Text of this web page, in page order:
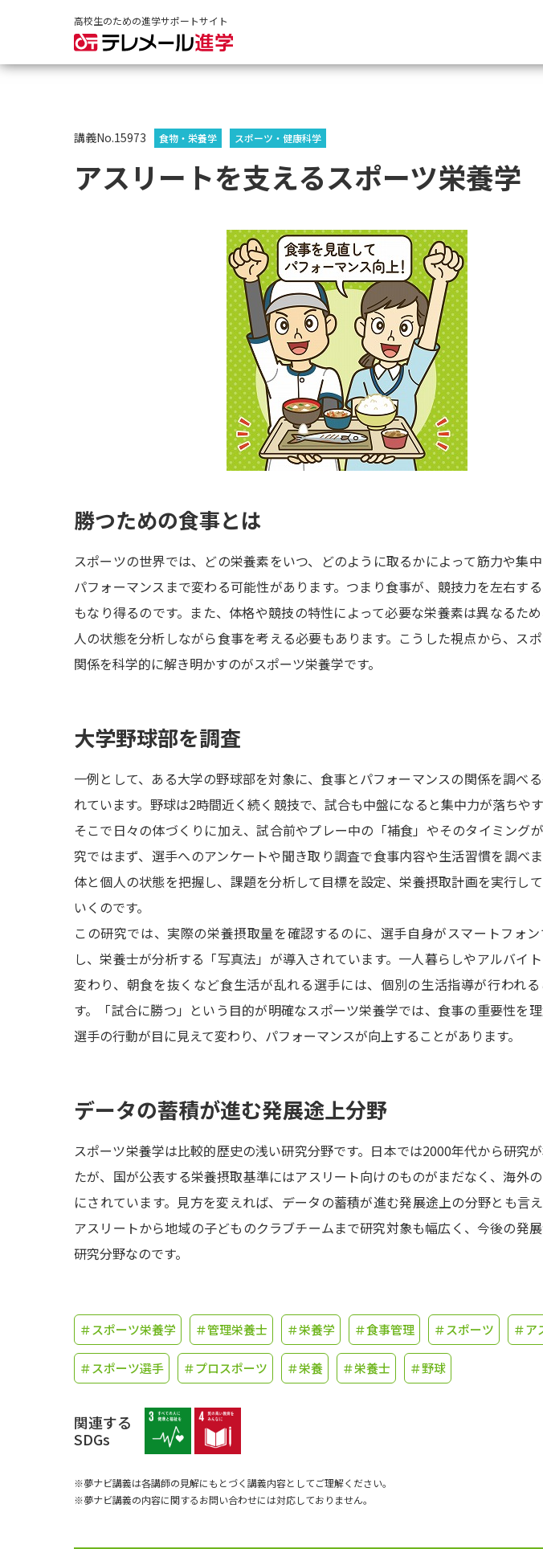
高校生のための進学サポートサイト
大学
大学パ
大学
大学
新増設
データ
オー
オープ
来場型
志望
併願校
大学
学問の
Ｑ＆Ａ
講義No.15973 食物・栄養学 スポーツ・健康科学
アスリートを支えるスポーツ栄養学
勝つための食事とは
スポーツの世界では、どの栄養素をいつ、どのように取るかによって筋力や集
パフォーマンスまで変わる可能性があります。つまり食事が、競技力を左右す
もなり得るのです。また、体格や競技の特性によって必要な栄養素は異なるた
人の状態を分析しながら食事を考える必要もあります。こうした視点から、ス
関係を科学的に解き明かすのがスポーツ栄養学です。
大学野球部を調査
一例として、ある大学の野球部を対象に、食事とパフォーマンスの関係を調べ
れています。野球は2時間近く続く競技で、試合も中盤になると集中力が落ちやす
そこで日々の体づくりに加え、試合前やプレー中の「補食」やそのタイミング
究ではまず、選手へのアンケートや聞き取り調査で食事内容や生活習慣を調べ
体と個人の状態を把握し、課題を分析して目標を設定、栄養摂取計画を実行し
いくのです。
この研究では、実際の栄養摂取量を確認するのに、選手自身がスマートフォ
し、栄養士が分析する「写真法」が導入されています。一人暮らしやアルバイ
変わり、朝食を抜くなど食生活が乱れる選手には、個別の生活指導が行われ
す。「試合に勝つ」という目的が明確なスポーツ栄養学では、食事の重要性を
選手の行動が目に見えて変わり、パフォーマンスが向上することがあります。
データの蓄積が進む発展途上分野
スポーツ栄養学は比較的歴史の浅い研究分野です。日本では2000年代から研究
たが、国が公表する栄養摂取基準にはアスリート向けのものがまだなく、海外
にされています。見方を変えれば、データの蓄積が進む発展途上の分野とも言
アスリートから地域の子どものクラブチームまで研究対象も幅広く、今後の発
研究分野なのです。
＃スポーツ栄養学 ＃管理栄養士 ＃栄養学 ＃食事管理 ＃スポーツ ＃ア
＃スポーツ選手 ＃プロスポーツ ＃栄養 ＃栄養士 ＃野球
関連する
SDGs
※夢ナビ講義は各講師の見解にもとづく講義内容としてご理解ください。
※夢ナビ講義の内容に関するお問い合わせには対応しておりません。